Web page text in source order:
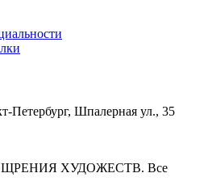
Петербург, Шпалерная ул., 35
ХУДОЖЕСТВ. Все